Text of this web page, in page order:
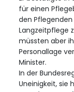
für einen
den
Langzeitpflege
müssten aber
Personallage
Minister.
In der
Uneinigkeit, sie